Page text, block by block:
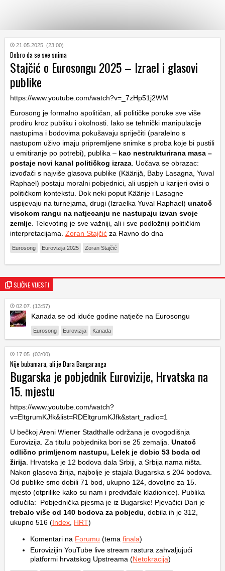
KATEGORIJE
HRVATSKI
WEB
21.05.2025. (23:00)
Dobro da se sve snima
Stajčić o Eurosongu 2025 – Izrael i glasovi
publike
https://www.youtube.com/watch?v=_7zHp51j2WM
Eurosong je formalno apolitičan, ali političke poruke sve više
prodiru kroz publiku i okolnosti. Iako se tehnički manipulacije
nastupima i bodovima pokušavaju spriječiti (paralelno s
nastupom uživo imaju pripremljene snimke s proba koje bi pustili
u emitiranje po potrebi), publika – kao nestrukturirana masa –
postaje novi kanal političkog izraza . Uočava se obrazac:
izvođači s najviše glasova publike (Käärijä, Baby Lasagna, Yuval
Raphael) postaju moralni pobjednici, ali uspjeh u karijeri ovisi o
političkom kontekstu. Dok neki poput Käärije i Lasagne
uspijevaju na turnejama, drugi (Izraelka Yuval Raphael) unatoč
visokom rangu na natjecanju ne nastupaju izvan svoje
zemlje . Televoting je sve važniji, ali i sve podložniji političkim
interpretacijama. Zoran Stajčić za Ravno do dna
Eurosong Eurovizija 2025 Zoran Stajčić
SLIČNE VIJESTI
02.07. (13:57)
Kanada se od iduće godine natječe na Eurosongu
Eurosong Eurovizija Kanada
17.05. (03:00)
Nije bubamara, ali je Dara Bangaranga
Bugarska je pobjednik Eurovizije, Hrvatska na
15. mjestu
https://www.youtube.com/watch?
v=EltgrumKJfk&list=RDEltgrumKJfk&start_radio=1
U bečkoj Areni Wiener Stadthalle održana je ovogodišnja
Eurovizija. Za titulu pobjednika bori se 25 zemalja. Unatoč
odlično primljenom nastupu, Lelek je dobio 53 boda od
žirija . Hrvatska je 12 bodova dala Srbiji, a Srbija nama ništa.
Nakon glasova žirija, najbolje je stajala Bugarska s 204 bodova.
Od publike smo dobili 71 bod, ukupno 124, dovoljno za 15.
mjesto (otprilike kako su nam i predviđale kladionice). Publika
odlučila: Pobjednička pjesma je iz Bugarske! Pjevačici Dari je
trebalo više od 140 bodova za pobjedu , dobila ih je 312,
ukupno 516 (Index HRT)
Komentari na Forumu (tema finala)
Eurovizijin YouTube live stream rastura zahvaljujući
platformi hrvatskog Upstreama (Netokracija)